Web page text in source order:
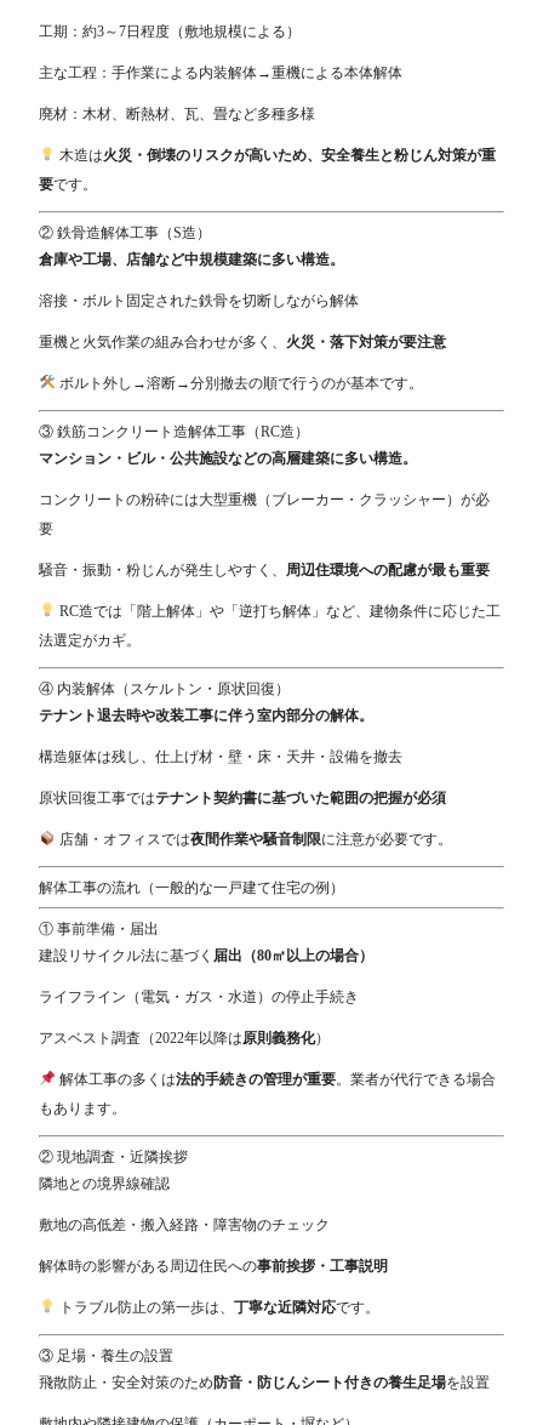
工期：約3～7日程度（敷地規模による）
主な工程：手作業による内装解体→重機による本体解体
廃材：木材、断熱材、瓦、畳など多種多様
木造は火災・倒壊のリスクが高いため、安全養生と粉じん対策が重
要です。
② 鉄骨造解体工事（S造）
倉庫や工場、店舗など中規模建築に多い構造。
溶接・ボルト固定された鉄骨を切断しながら解体
重機と火気作業の組み合わせが多く、 火災・落下対策が要注意
ボルト外し→溶断→分別撤去の順で行うのが基本です。
③ 鉄筋コンクリート造解体工事（RC造）
マンション・ビル・公共施設などの高層建築に多い構造。
コンクリートの粉砕には大型重機（ブレーカー・クラッシャー）が必
要
騒音・振動・粉じんが発生しやすく、 周辺住環境への配慮が最も重要
RC造では「階上解体」や「逆打ち解体」など、建物条件に応じた工
法選定がカギ。
④ 内装解体（スケルトン・原状回復）
テナント退去時や改装工事に伴う室内部分の解体。
構造躯体は残し、仕上げ材・壁・床・天井・設備を撤去
原状回復工事ではテナント契約書に基づいた範囲の把握が必須
店舗・オフィスでは夜間作業や騒音制限に注意が必要です。
解体工事の流れ（一般的な一戸建て住宅の例）
① 事前準備・届出
建設リサイクル法に基づく 届出（80㎡以上の場合）
ライフライン（電気・ガス・水道）の停止手続き
アスベスト調査（2022年以降は原則義務化）
解体工事の多くは法的手続きの管理が重要。業者が代行できる場合
もあります。
② 現地調査・近隣挨拶
隣地との境界線確認
敷地の高低差・搬入経路・障害物のチェック
解体時の影響がある周辺住民への事前挨拶・工事説明
トラブル防止の第一歩は、丁寧な近隣対応です。
③ 足場・養生の設置
飛散防止・安全対策のため防音・防じんシート付きの養生足場を設置